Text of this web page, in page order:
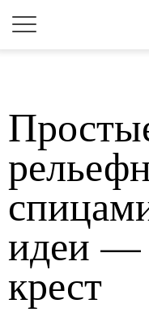
идеи —
крест